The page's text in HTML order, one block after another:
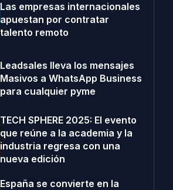
Las empresas internacionales
apuestan por contratar
talento remoto
Leadsales lleva los mensajes
Masivos a WhatsApp Business
para cualquier pyme
TECH SPHERE 2025: El evento
que reúne a la academia y la
industria regresa con una
nueva edición
España se convierte en la